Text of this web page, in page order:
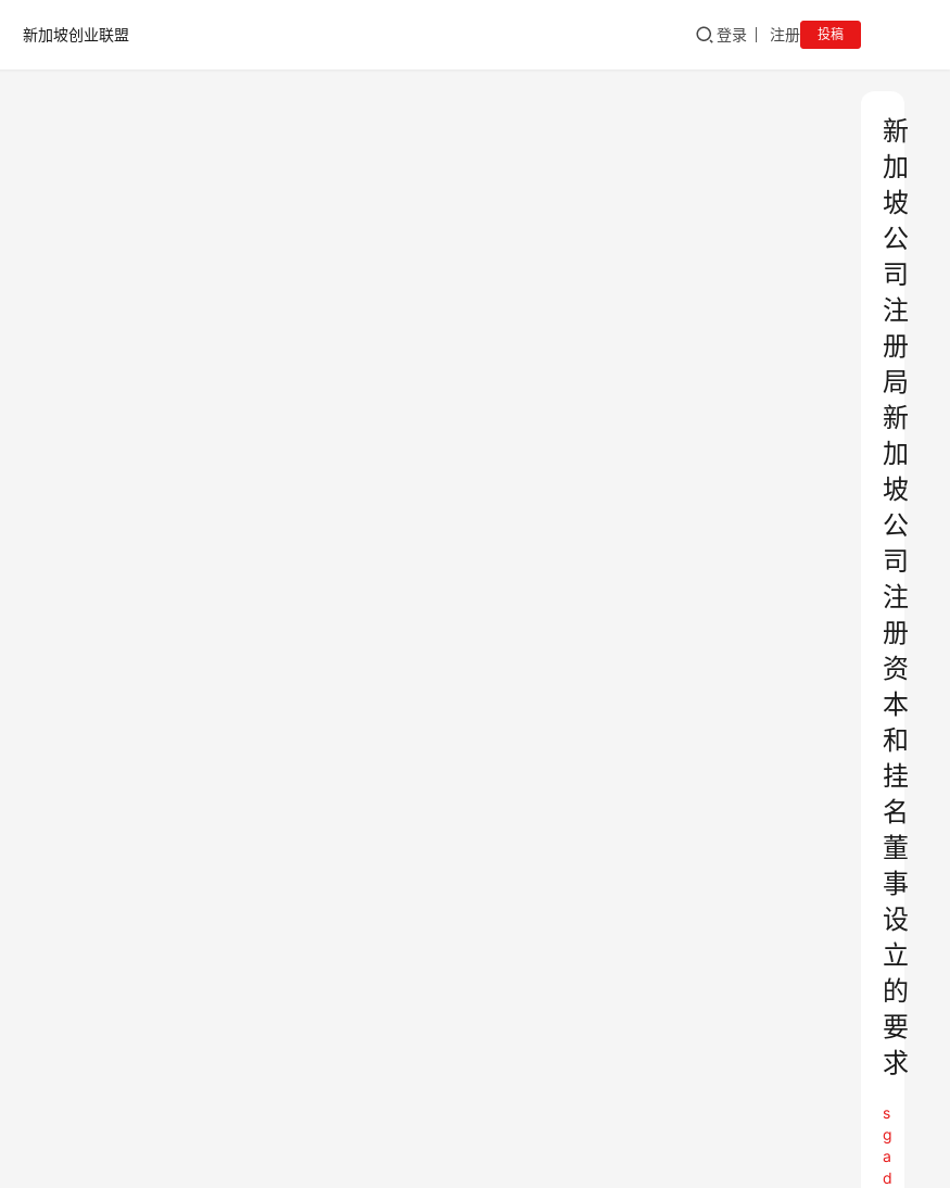
新加坡创业联盟 登录 注册 投稿
新
加
坡
公
司
注
册
局
新
加
坡
公
司
注
册
资
本
和
挂
名
董
事
设
立
的
要
求
s
g
a
d